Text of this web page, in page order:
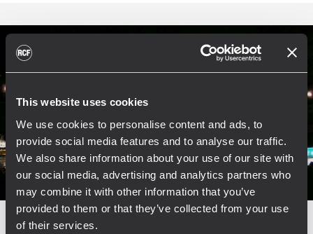
This website uses cookies
We use cookies to personalise content and ads, to
provide social media features and to analyse our traffic.
We also share information about your use of our site with
our social media, advertising and analytics partners who
may combine it with other information that you’ve
provided to them or that they’ve collected from your use
of their services.
EVENTO CONCERTS AND LIVE EVENTS